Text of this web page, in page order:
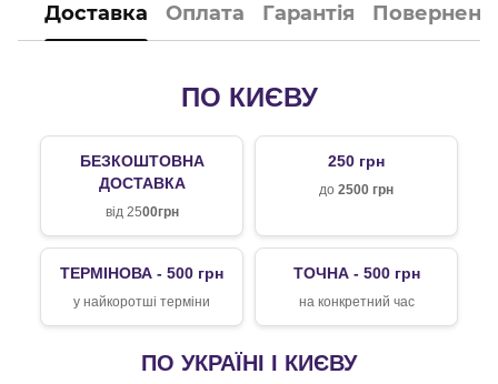
Доставка Оплата Гарантія
ПО КИЄВУ
БЕЗКОШТОВНА
ДОСТАВКА
від 2500грн
250 грн
до 2500 грн
ТЕРМІНОВА - 500 грн
у найкоротші терміни
ТОЧНА - 500 грн
на конкретний час
ПО УКРАЇНІ І КИЄВУ